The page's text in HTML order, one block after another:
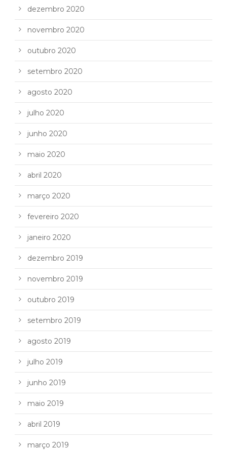
dezembro 2020
novembro 2020
outubro 2020
setembro 2020
agosto 2020
julho 2020
junho 2020
maio 2020
abril 2020
março 2020
fevereiro 2020
janeiro 2020
dezembro 2019
novembro 2019
outubro 2019
setembro 2019
agosto 2019
julho 2019
junho 2019
maio 2019
abril 2019
março 2019